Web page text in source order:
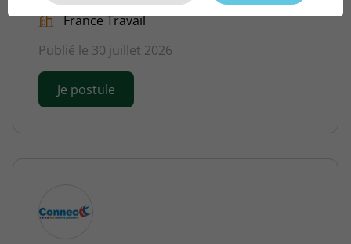
France Travail
Publié le 30 juillet 2026
Je postule